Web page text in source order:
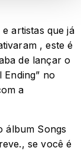
artistas que já
, este é
de lançar o
Ending” no
a
álbum Songs
se você é